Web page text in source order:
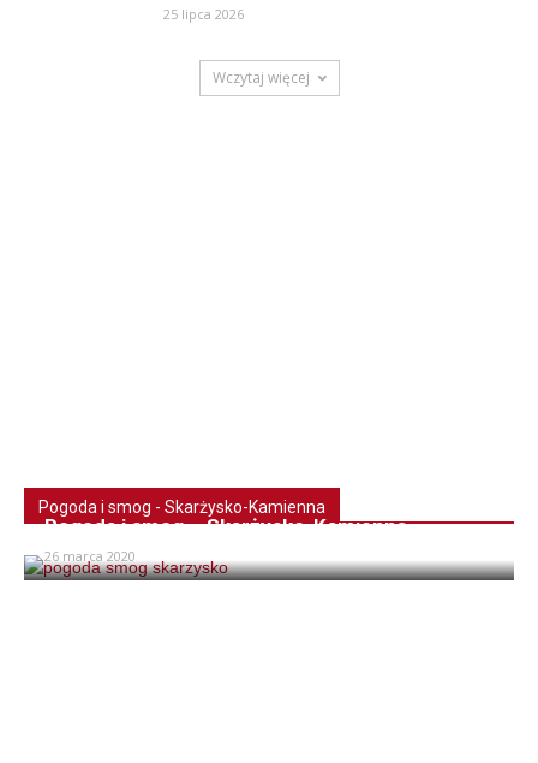
25 lipca 2026
Wczytaj więcej
Pogoda i smog - Skarżysko-Kamienna
Pogoda i smog – Skarżysko-Kamienna
26 marca 2020